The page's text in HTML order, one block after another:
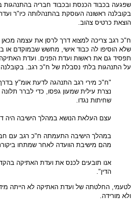
שפגעה בכבוד הכנסת ובכבוד חבריה
בקובלנה ראשונה העוסקת בהתנהלותה כיו"ר
הוצאת כרטיס צהוב.
ח"כ רגב צריכה למצוא דרך לרסן את עצמה
שלא הוסיפו לה כבוד אישי, מחשש שבמוקדם או
תפסיד גם את ראשות ועדת הפנים. ועדת
על התנהגות בלתי נסבלת של ח"כ רגב.
"ח"כ מירי רגב התנהגה לדעת אומ"ץ
נצרת עילית שמעון גפסו, כדי לברר
שחיתות נגדו.
עצם העלאת הנושא במהלך הישיבה היה דבר
במהלך הישיבה התעמתה ח"כ רגב עם
מהם מישיבת הוועדה לאחר שמתחו ביקורת
אנו תובעים לכנס את ועדת האתיקה
הדין".
לטעמי, החלטתה של ועדת האתיקה לא הייתה
ולא מורידה.